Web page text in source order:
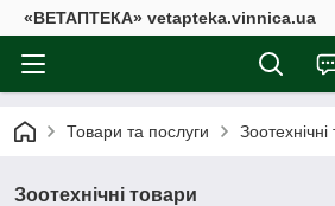
«ВЕТАПТЕКА» vetapteka.vinnica.ua
Товари та послуги
Зоотехнічні товари